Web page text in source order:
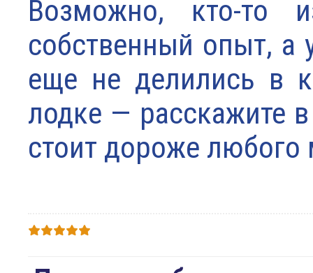
Возможно, кто-то
собственный опыт, а
еще не делились в
лодке — расскажите
стоит дороже любого